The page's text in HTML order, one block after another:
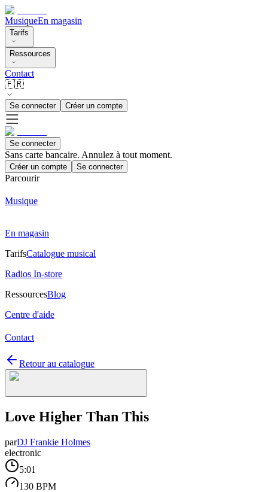
MusiqueEn magasin
Tarifs
Ressources
Contact
🇫🇷
Se connecter Créer un compte
Se connecter
Sans carte bancaire. Annulez à tout moment.
Créer un compte Se connecter
Parcourir
Musique
En magasin
TarifsCatalogue musical
Radios In-store
RessourcesBlog
Centre d'aide
Contact
Retour au catalogue
Love Higher Than This
parDJ Frankie Holmes
electronic
5:01
130 BPM